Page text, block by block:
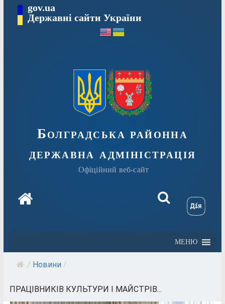
Перейтиgov.ua
Державні сайти України
Болградська районна
державна адміністрація
Офіційний веб-сайт
МЕНЮ
/ Новини /
ПРАЦІВНИКІВ КУЛЬТУРИ І МАЙСТРІВ...